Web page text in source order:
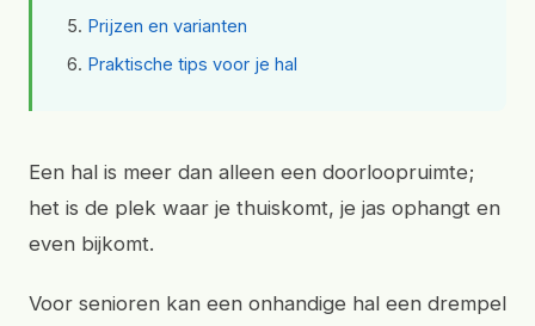
Prijzen en varianten
Praktische tips voor je hal
Een hal is meer dan alleen een doorloopruimte;
het is de plek waar je thuiskomt, je jas ophangt en
even bijkomt.
Voor senioren kan een onhandige hal een drempel